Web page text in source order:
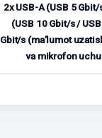
2x USB-A (USB 5
(USB 10 Gbit/s /
Gbit/s (ma’lumot
va mikrofon